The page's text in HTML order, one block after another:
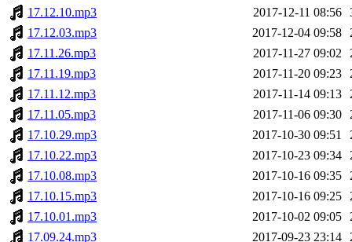
17.12.10.mp3
2017-12-11 08:56
17.12.03.mp3
2017-12-04 09:58
17.11.26.mp3
2017-11-27 09:02
17.11.19.mp3
2017-11-20 09:23
17.11.12.mp3
2017-11-14 09:13
17.11.05.mp3
2017-11-06 09:30
17.10.29.mp3
2017-10-30 09:51
17.10.22.mp3
2017-10-23 09:34
17.10.08.mp3
2017-10-16 09:35
17.10.15.mp3
2017-10-16 09:25
17.10.01.mp3
2017-10-02 09:05
17.09.24.mp3
2017-09-23 23:14